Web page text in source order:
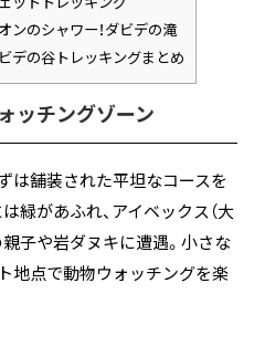
ンのシャワー！ダビデの滝
デの谷トレッキングまとめ
ッチングゾーン
は舗装された平坦なコースを
緑があふれ、アイベックス（大
子や岩ダヌキに遭遇。小さな
地点で動物ウォッチングを楽